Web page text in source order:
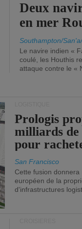
Deux
en mer
Southampton/
Le navire indien «
coulé, les Houthis
attaque contre le «
Prologis
milliards
pour
San Francisco
Cette fusion
européen de la
d'infrastructures